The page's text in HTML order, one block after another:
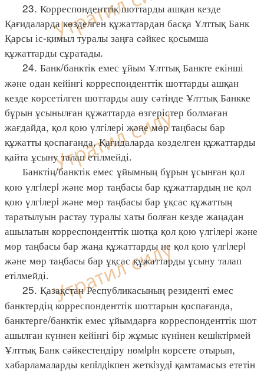
23. Корреспонденттік шоттарды ашқан кезде
Қағидаларда көзделген құжаттардан басқа Ұлттық Банк
Қарсы іс-қимыл туралы заңға сәйкес қосымша
құжаттарды сұратады.
24. Банк/банктік емес ұйым Ұлттық Банкте екінші
және одан кейінгі корреспонденттік шоттарды ашқан
кезде көрсетілген шоттарды ашу сәтінде Ұлттық Банкке
бұрын ұсынылған құжаттарда өзгерістер болмаған
жағдайда, қол қою үлгiлерi және мөр таңбасы бар
құжатты қоспағанда, Қағидаларда көзделген құжаттарды
қайта ұсыну талап етілмейді.
Банктің/банктік емес ұйымның бұрын ұсынған қол
қою үлгiлерi және мөр таңбасы бар құжаттардың не қол
қою үлгiлерi және мөр таңбасы бар ұқсас құжаттың
таратылуын растау туралы хаты болған кезде жаңадан
ашылатын корреспонденттік шотқа қол қою үлгiлерi және
мөр таңбасы бар жаңа құжаттарды не қол қою үлгiлерi
және мөр таңбасы бар ұқсас құжаттарды ұсыну талап
етілмейді.
25. Қазақстан Республикасының резиденті емес
банктердің корреспонденттік шоттарын қоспағанда,
банктерге/банктік емес ұйымдарға корреспонденттік шот
ашылған күннен кейінгі бір жұмыс күнінен кешiктiрмей
Ұлттық Банк сәйкестендіру нөмiрiн көрсете отырып,
хабарламаларды кепiлдiкпен жеткiзудi қамтамасыз ететін